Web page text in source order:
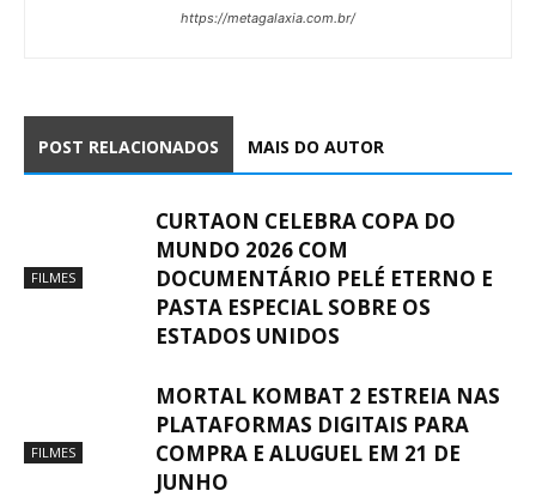
https://metagalaxia.com.br/
POST RELACIONADOS MAIS DO AUTOR
FILMES
CURTAON CELEBRA COPA DO
MUNDO 2026 COM
DOCUMENTÁRIO PELÉ ETERNO E
PASTA ESPECIAL SOBRE OS
ESTADOS UNIDOS
FILMES
MORTAL KOMBAT 2 ESTREIA NAS
PLATAFORMAS DIGITAIS PARA
COMPRA E ALUGUEL EM 21 DE
JUNHO